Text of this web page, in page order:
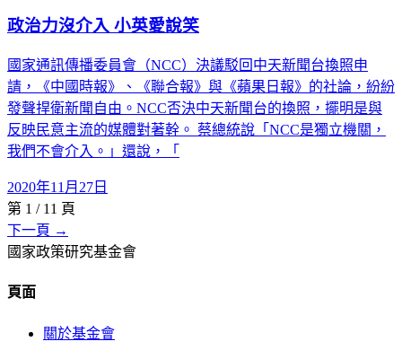
政治力沒介入 小英愛說笑
國家通訊傳播委員會（NCC）決議駁回中天新聞台換照申
請，《中國時報》、《聯合報》與《蘋果日報》的社論，紛紛
發聲捍衛新聞自由。NCC否決中天新聞台的換照，擺明是與
反映民意主流的媒體對著幹。 蔡總統說「NCC是獨立機關，
我們不會介入。」還說，「
2020年11月27日
第 1 / 11 頁
下一頁 →
國家政策研究基金會
頁面
關於基金會